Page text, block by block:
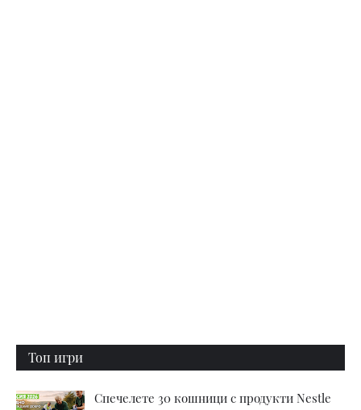
Топ игри
Спечелете 30 кошници с продукти Nestle